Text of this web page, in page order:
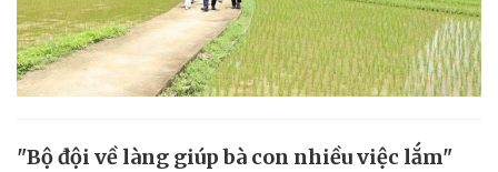
"Bộ đội về làng giúp bà con nhiều việc lắm"